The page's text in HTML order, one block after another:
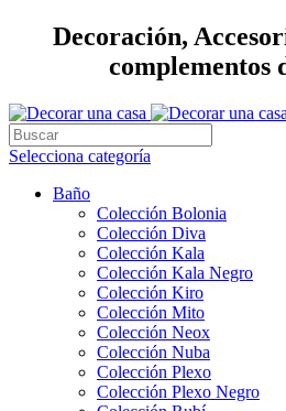
Decoración,
complementos
Selecciona categoría
Baño
Colección Bolonia
Colección Diva
Colección Kala
Colección Kala Negro
Colección Kiro
Colección Mito
Colección Neox
Colección Nuba
Colección Plexo
Colección Plexo Negro